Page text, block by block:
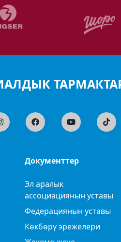
Документтер
Эл аралык
ассоциациянын уставы
Федерациянын уставы
Көкбөрү эрежелери